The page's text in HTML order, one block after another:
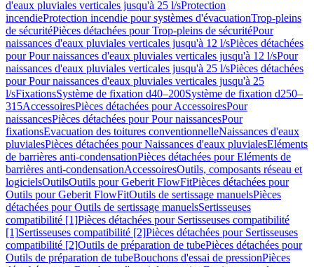
d'eaux pluviales verticales jusqu'à 25 l/sProtection
incendieProtection incendie pour systèmes d'évacuationTrop-pleins
de sécuritéPièces détachées pour Trop-pleins de sécuritéPour
naissances d'eaux pluviales verticales jusqu'à 12 l/sPièces détachées
pour Pour naissances d'eaux pluviales verticales jusqu'à 12 l/sPour
naissances d'eaux pluviales verticales jusqu'à 25 l/sPièces détachées
pour Pour naissances d'eaux pluviales verticales jusqu'à 25
l/sFixationsSystème de fixation d40–200Système de fixation d250–
315AccessoiresPièces détachées pour AccessoiresPour
naissancesPièces détachées pour Pour naissancesPour
fixationsEvacuation des toitures conventionnelleNaissances d'eaux
pluvialesPièces détachées pour Naissances d'eaux pluvialesEléments
de barrières anti-condensationPièces détachées pour Eléments de
barrières anti-condensationAccessoiresOutils, composants réseau et
logicielsOutilsOutils pour Geberit FlowFitPièces détachées pour
Outils pour Geberit FlowFitOutils de sertissage manuelsPièces
détachées pour Outils de sertissage manuelsSertisseuses
compatibilité [1]Pièces détachées pour Sertisseuses compatibilité
[1]Sertisseuses compatibilité [2]Pièces détachées pour Sertisseuses
compatibilité [2]Outils de préparation de tubePièces détachées pour
Outils de préparation de tubeBouchons d'essai de pressionPièces